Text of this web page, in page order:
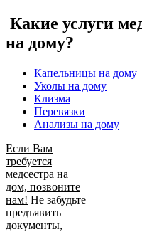
Какие услуги
на дому?
Капельницы на дому
Уколы на дому
Клизма
Перевязки
Анализы на дому
Если Вам
требуется
медсестра на
дом, позвоните
нам! Не забудьте
предъявить
документы,